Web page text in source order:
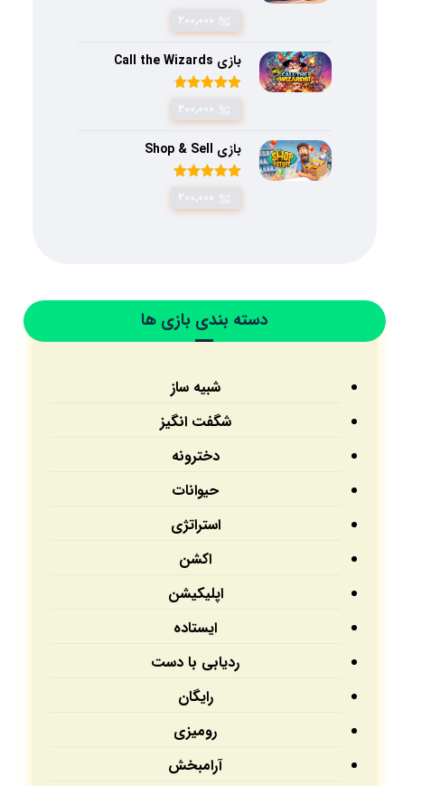
از ۵
۲۰۰,۰۰۰
بازی Call the Wizards
از ۵
۲۰۰,۰۰۰
بازی Shop & Sell
از ۵
۲۰۰,۰۰۰
دسته بندی بازی ها
شبیه ساز
شگفت انگیز
دخترونه
حیوانات
استراتژی
اکشن
اپلیکیشن‌
ایستاده
ردیابی با دست
رایگان
رومیزی
آرامبخش